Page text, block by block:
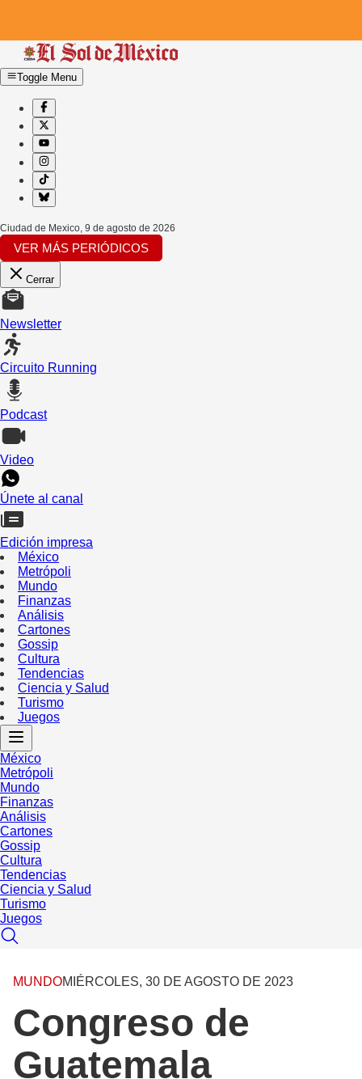
Toggle Menu
Ciudad de Mexico, 9 de agosto de 2026
VER MÁS PERIÓDICOS
Cerrar
Newsletter
Circuito Running
Podcast
Video
Únete al canal
Edición impresa
México
Metrópoli
Mundo
Finanzas
Análisis
Cartones
Gossip
Cultura
Tendencias
Ciencia y Salud
Turismo
Juegos
México
Metrópoli
Mundo
Finanzas
Análisis
Cartones
Gossip
Cultura
Tendencias
Ciencia y Salud
Turismo
Juegos
MUNDOMIÉRCOLES, 30 DE AGOSTO DE 2023
Congreso de
Guatemala